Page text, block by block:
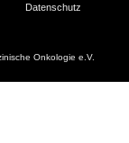
Onkologie e.V.
Datenschutz